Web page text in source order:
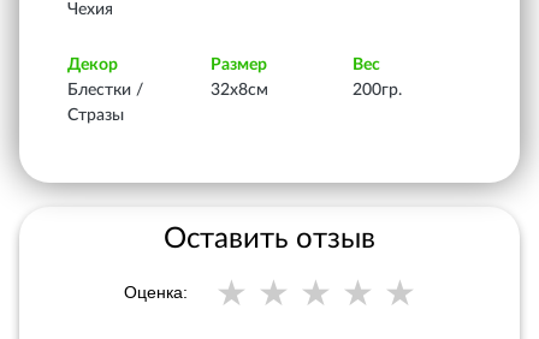
Чехия
Декор
Блестки /
Стразы
Размер
32х8см
Вес
200гр.
Оставить отзыв
Оценка: